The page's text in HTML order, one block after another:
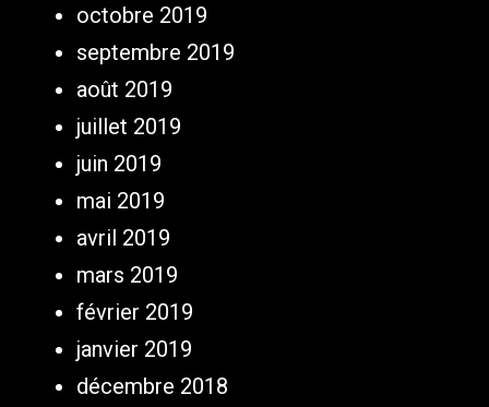
octobre 2019
septembre 2019
août 2019
juillet 2019
juin 2019
mai 2019
avril 2019
mars 2019
février 2019
janvier 2019
décembre 2018